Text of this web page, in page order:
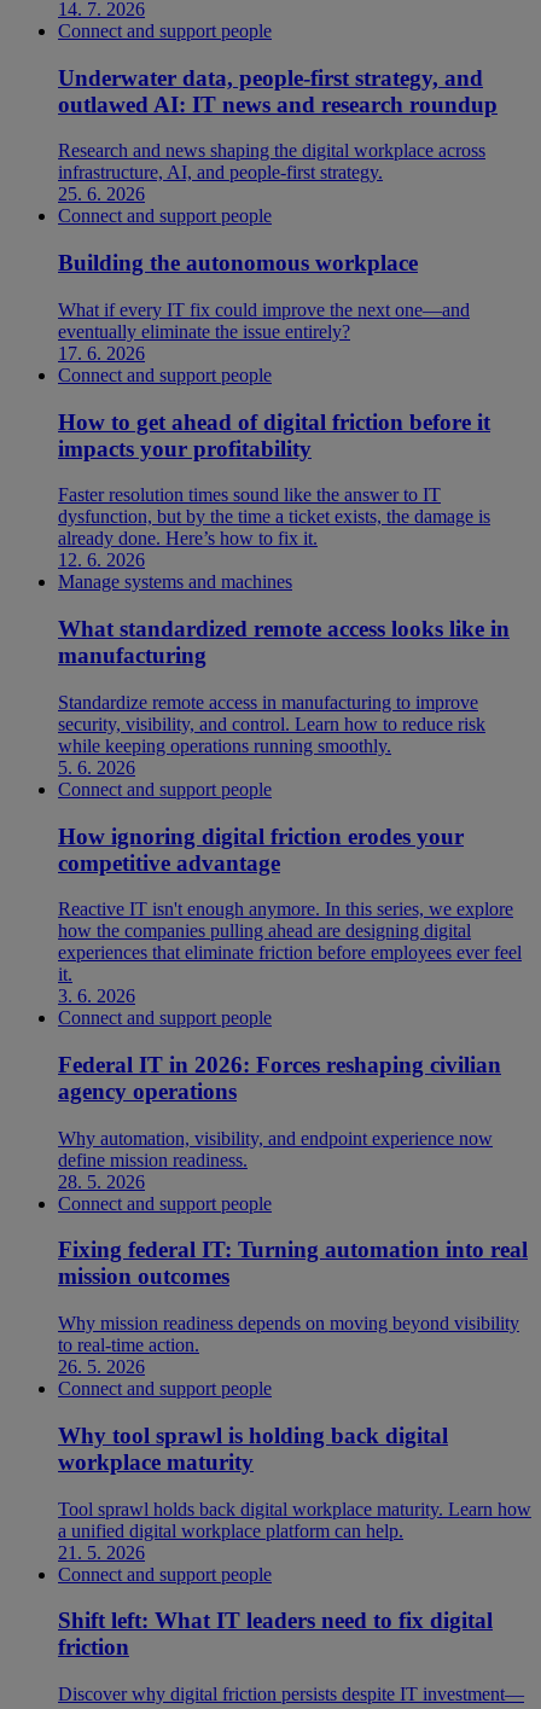
14. 7. 2026
Connect and support people
Underwater data, people-first strategy, and
outlawed AI: IT news and research roundup
Research and news shaping the digital workplace across
infrastructure, AI, and people-first strategy.
25. 6. 2026
Connect and support people
Building the autonomous workplace
What if every IT fix could improve the next one—and
eventually eliminate the issue entirely?
17. 6. 2026
Connect and support people
How to get ahead of digital friction before it
impacts your profitability
Faster resolution times sound like the answer to IT
dysfunction, but by the time a ticket exists, the damage is
already done. Here’s how to fix it.
12. 6. 2026
Manage systems and machines
What standardized remote access looks like in
manufacturing
Standardize remote access in manufacturing to improve
security, visibility, and control. Learn how to reduce risk
while keeping operations running smoothly.
5. 6. 2026
Connect and support people
How ignoring digital friction erodes your
competitive advantage
Reactive IT isn't enough anymore. In this series, we explore
how the companies pulling ahead are designing digital
experiences that eliminate friction before employees ever feel
it.
3. 6. 2026
Connect and support people
Federal IT in 2026: Forces reshaping civilian
agency operations
Why automation, visibility, and endpoint experience now
define mission readiness.
28. 5. 2026
Connect and support people
Fixing federal IT: Turning automation into real
mission outcomes
Why mission readiness depends on moving beyond visibility
to real-time action.
26. 5. 2026
Connect and support people
Why tool sprawl is holding back digital
workplace maturity
Tool sprawl holds back digital workplace maturity. Learn how
a unified digital workplace platform can help.
21. 5. 2026
Connect and support people
Shift left: What IT leaders need to fix digital
friction
Discover why digital friction persists despite IT investment—